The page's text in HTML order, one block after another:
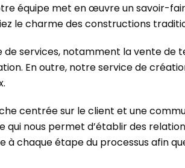
équipe met en œuvre un savoir-
le charme des constructions
services, notamment la vente
En outre, notre service de
centrée sur le client et une
nous permet d’établir des
à chaque étape du processus afin